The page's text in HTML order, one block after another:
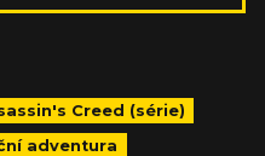
Creed (série)
adventura